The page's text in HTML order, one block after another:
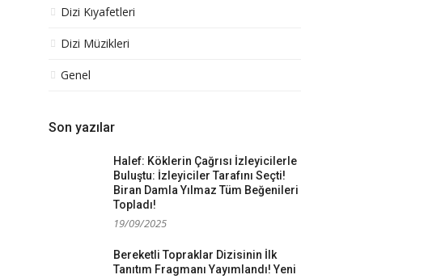
Dizi Kıyafetleri
Dizi Müzikleri
Genel
Son yazılar
Halef: Köklerin Çağrısı İzleyicilerle
Buluştu: İzleyiciler Tarafını Seçti!
Biran Damla Yılmaz Tüm Beğenileri
Topladı!
19/09/2025
Bereketli Topraklar Dizisinin İlk
Tanıtım Fragmanı Yayımlandı! Yeni